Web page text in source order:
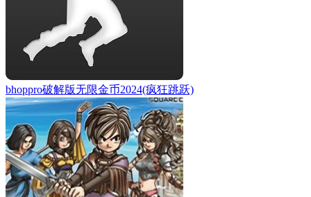
bhoppro破解版无限金币2024(疯狂跳跃)